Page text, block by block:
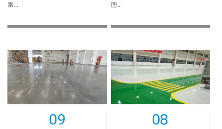
常...
固...
09 08